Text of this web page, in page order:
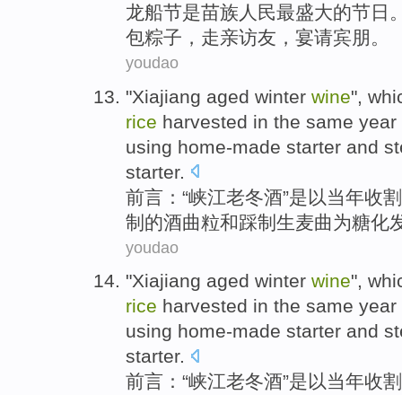
龙船节是苗族 人民最盛大的节日
包粽子，走亲访友，宴请宾朋。
youdao
"Xiajiang aged winter wine",
rice harvested in the same year
using home-made starter and
starter.
前言：“峡江老冬酒”是以 当年收割
制 的酒曲粒和踩制 生麦曲为糖化
youdao
"Xiajiang aged winter wine",
rice harvested in the same year
using home-made starter and
starter.
前言：“峡江老冬酒”是以当年收割